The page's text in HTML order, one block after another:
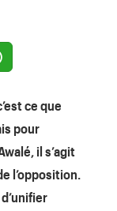
ce que
pour
il s’agit
l’opposition.